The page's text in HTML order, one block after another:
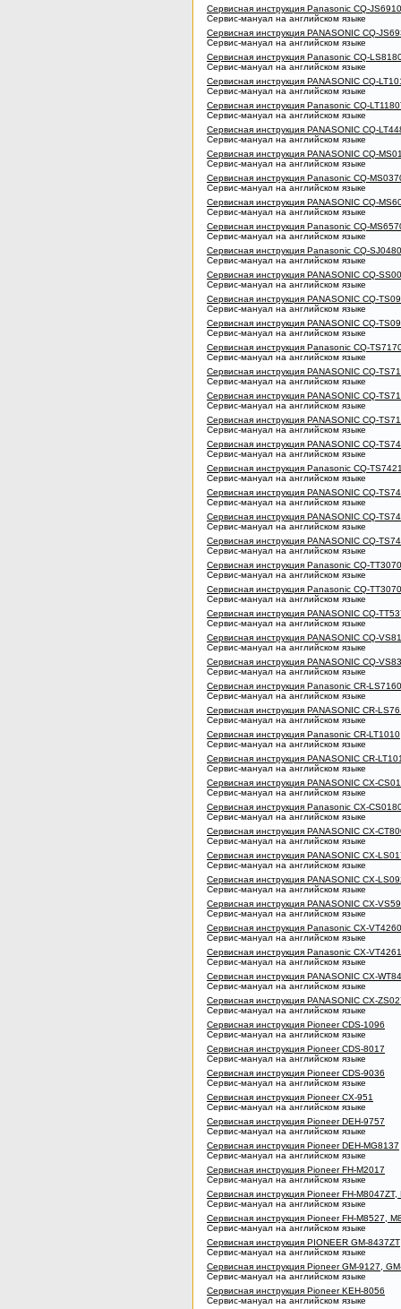
Сервисная инструкция Panasonic CQ-
Сервис-мануал на английском языке
Сервисная инструкция PANASONIC CQ-
Сервис-мануал на английском языке
Сервисная инструкция Panasonic CQ-
Сервис-мануал на английском языке
Сервисная инструкция PANASONIC CQ-
Сервис-мануал на английском языке
Сервисная инструкция Panasonic CQ-
Сервис-мануал на английском языке
Сервисная инструкция PANASONIC CQ-
Сервис-мануал на английском языке
Сервисная инструкция PANASONIC CQ-
Сервис-мануал на английском языке
Сервисная инструкция Panasonic CQ-
Сервис-мануал на английском языке
Сервисная инструкция PANASONIC CQ-
Сервис-мануал на английском языке
Сервисная инструкция Panasonic CQ-
Сервис-мануал на английском языке
Сервисная инструкция Panasonic CQ-
Сервис-мануал на английском языке
Сервисная инструкция PANASONIC CQ-
Сервис-мануал на английском языке
Сервисная инструкция PANASONIC CQ-
Сервис-мануал на английском языке
Сервисная инструкция PANASONIC CQ-
Сервис-мануал на английском языке
Сервисная инструкция Panasonic CQ-
Сервис-мануал на английском языке
Сервисная инструкция PANASONIC CQ-
Сервис-мануал на английском языке
Сервисная инструкция PANASONIC CQ-
Сервис-мануал на английском языке
Сервисная инструкция PANASONIC CQ-
Сервис-мануал на английском языке
Сервисная инструкция PANASONIC CQ-
Сервис-мануал на английском языке
Сервисная инструкция Panasonic CQ-
Сервис-мануал на английском языке
Сервисная инструкция PANASONIC CQ-
Сервис-мануал на английском языке
Сервисная инструкция PANASONIC CQ-
Сервис-мануал на английском языке
Сервисная инструкция PANASONIC CQ-
Сервис-мануал на английском языке
Сервисная инструкция Panasonic CQ-
Сервис-мануал на английском языке
Сервисная инструкция Panasonic CQ-
Сервис-мануал на английском языке
Сервисная инструкция PANASONIC CQ-
Сервис-мануал на английском языке
Сервисная инструкция PANASONIC CQ-
Сервис-мануал на английском языке
Сервисная инструкция PANASONIC CQ-
Сервис-мануал на английском языке
Сервисная инструкция Panasonic CR-LS7160
Сервис-мануал на английском языке
Сервисная инструкция PANASONIC CR-
Сервис-мануал на английском языке
Сервисная инструкция Panasonic CR-LT1010
Сервис-мануал на английском языке
Сервисная инструкция PANASONIC CR-
Сервис-мануал на английском языке
Сервисная инструкция PANASONIC CX-
Сервис-мануал на английском языке
Сервисная инструкция Panasonic CX-
Сервис-мануал на английском языке
Сервисная инструкция PANASONIC CX-
Сервис-мануал на английском языке
Сервисная инструкция PANASONIC CX-
Сервис-мануал на английском языке
Сервисная инструкция PANASONIC CX-
Сервис-мануал на английском языке
Сервисная инструкция PANASONIC CX-
Сервис-мануал на английском языке
Сервисная инструкция Panasonic CX-
Сервис-мануал на английском языке
Сервисная инструкция Panasonic CX-
Сервис-мануал на английском языке
Сервисная инструкция PANASONIC CX-
Сервис-мануал на английском языке
Сервисная инструкция PANASONIC CX-
Сервис-мануал на английском языке
Сервисная инструкция Pioneer CDS-1096
Сервис-мануал на английском языке
Сервисная инструкция Pioneer CDS-8017
Сервис-мануал на английском языке
Сервисная инструкция Pioneer CDS-9036
Сервис-мануал на английском языке
Сервисная инструкция Pioneer CX-951
Сервис-мануал на английском языке
Сервисная инструкция Pioneer DEH-9757
Сервис-мануал на английском языке
Сервисная инструкция Pioneer DEH-MG8137
Сервис-мануал на английском языке
Сервисная инструкция Pioneer FH-M2017
Сервис-мануал на английском языке
Сервисная инструкция Pioneer FH-M8047ZT,
Сервис-мануал на английском языке
Сервисная инструкция Pioneer FH-M8527,
Сервис-мануал на английском языке
Сервисная инструкция PIONEER GM-8437ZT
Сервис-мануал на английском языке
Сервисная инструкция Pioneer GM-9127,
Сервис-мануал на английском языке
Сервисная инструкция Pioneer KEH-8056
Сервис-мануал на английском языке